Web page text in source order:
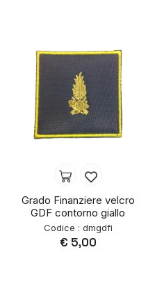
Grado Finanziere velcro
GDF contorno giallo
Codice : dmgdfi
€ 5,00